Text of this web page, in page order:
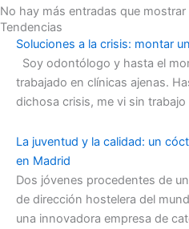
No hay más entradas que mostrar
Tendencias
Soluciones a la crisis: montar
Soy odontólogo y hasta el
trabajado en clínicas ajenas.
dichosa crisis, me vi sin
La juventud y la calidad: un
en Madrid
Dos jóvenes procedentes de
de dirección hostelera del
una innovadora empresa de